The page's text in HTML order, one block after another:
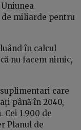
de miliarde pentru
în calcul
nu facem nimic,
care
până în 2040,
Cei 1.900 de
Planul de